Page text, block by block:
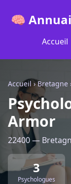
🧠
Accueil
Accueil ›Bretagne
Armor
22400 —
3
Psychologues